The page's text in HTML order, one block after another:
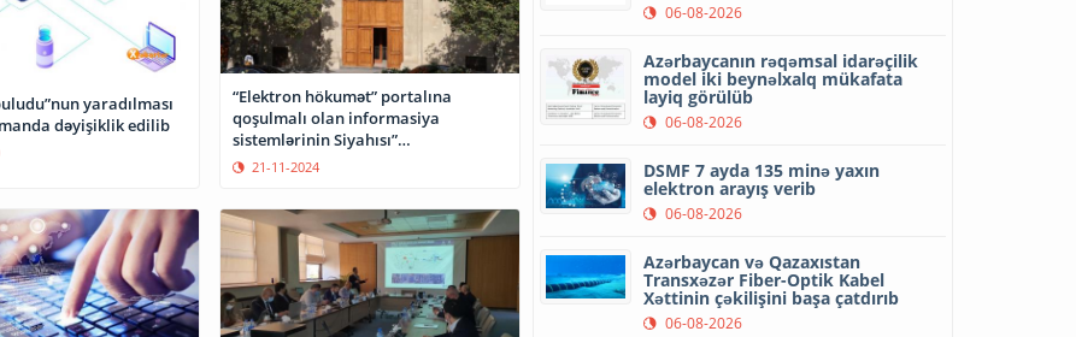
yaradılması
dəyişiklik edilib
“Elektron hökumət” portalına
qoşulmalı olan informasiya
sistemlərinin Siyahısı”
genişləndirilib
21-11-2024
06-08-2026
Azərbaycanın rəqəmsal idarəçilik
model iki beynəlxalq mükafata
layiq görülüb
06-08-2026
DSMF 7 ayda 135 minə yaxın
elektron arayış verib
06-08-2026
Azərbaycan və Qazaxıstan
Transxəzər Fiber-Optik Kabel
Xəttinin çəkilişini başa çatdırıb
06-08-2026